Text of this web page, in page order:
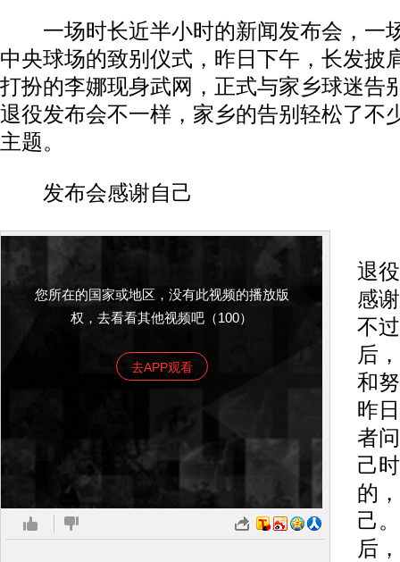
一场时长近半小时的新闻发布会，一
中央球场的致别仪式，昨日下午，长发披
打扮的李娜现身武网，正式与家乡球迷告
退役发布会不一样，家乡的告别轻松了不
主题。
发布会感谢自己
您所在的国家或地区，没有此视频的播放版
权，去看看其他视频吧（100）
去APP观看
退
感
不
后
和
昨
者
己
的
己
后